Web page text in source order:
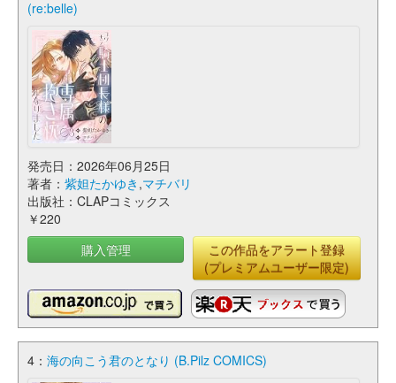
(re:belle)
発売日：2026年06月25日
著者： 紫妲たかゆき ,マチバリ
出版社：CLAPコミックス
￥220
購入管理
この作品をアラート登録
(プレミアムユーザー限定)
4： 海の向こう君のとなり (B.Pilz COMICS)